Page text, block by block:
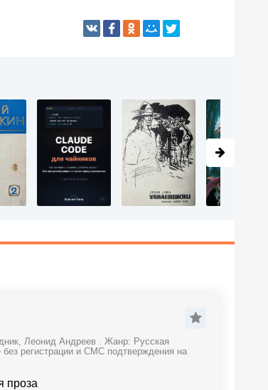
Леонид Андреев . Жанр: Русская
без регистрации и СМС подтверждения на
проза